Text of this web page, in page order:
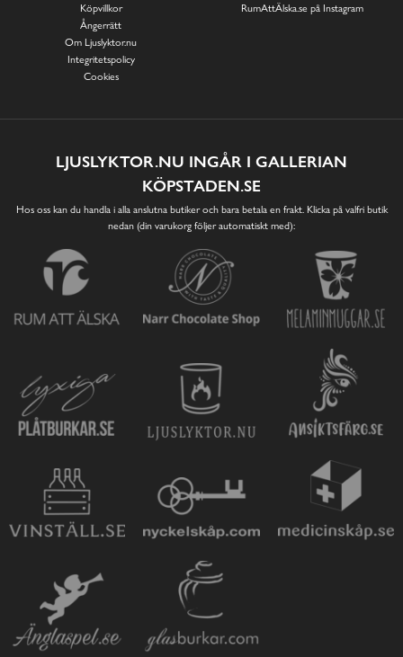
Köpvillkor
Ångerrätt
Om Ljuslyktor.nu
Integritetspolicy
Cookies
RumAttÄlska.se på Instagram
LJUSLYKTOR.NU INGÅR I GALLERIAN
KÖPSTADEN.SE
Hos oss kan du handla i alla anslutna butiker och bara betala en frakt. Klicka på valfri butik
nedan (din varukorg följer automatiskt med):